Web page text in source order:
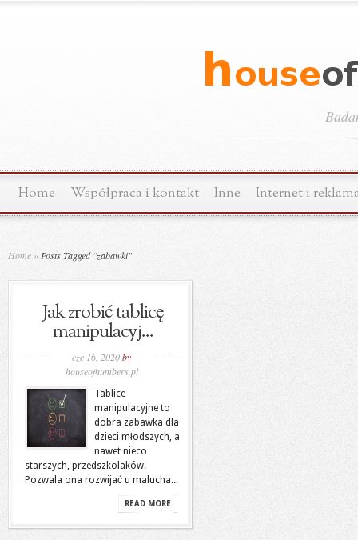
Home Współpraca i kontakt Inne Internet i
Home » Posts Tagged "zabawki"
Jak zrobić tablicę
manipulacyj...
cze 16, 2020by
houseofnumbers.pl
Tablice
manipulacyjne to
dobra zabawka dla
dzieci młodszych, a
nawet nieco
starszych, przedszkolaków.
Pozwala ona rozwijać u malucha...
READ MORE